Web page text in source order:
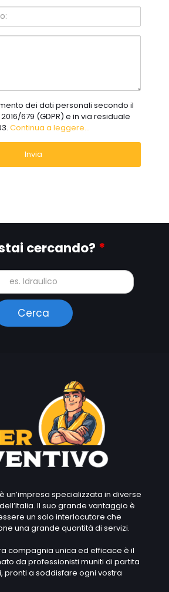
dei dati personali secondo il
679 (GDPR) e in via residuale
Continua a leggere...
cercando? *
un’impresa specializzata in diverse
Il suo grande vantaggio è
un solo interlocutore che
una grande quantità di servizi.
compagnia unica ed efficace è il
da professionisti muniti di partita
pronti a soddisfare ogni vostra